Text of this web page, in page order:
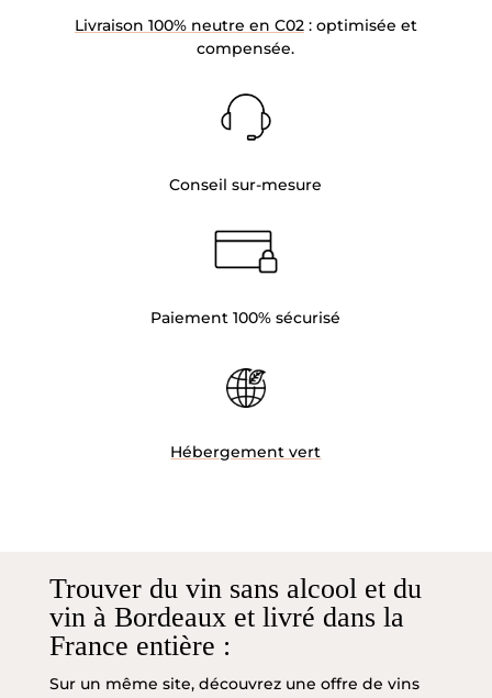
Livraison 100% neutre en C02: optimisée et
compensée.
Conseil sur-mesure
Paiement 100% sécurisé
Hébergement vert
Trouver du vin sans alcool et du
vin à Bordeaux et livré dans la
France entière :
Sur un même site, découvrez une offre de vins